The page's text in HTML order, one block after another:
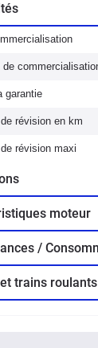
de
garantie
révision en km
révision maxi
moteur
/
trains roulants